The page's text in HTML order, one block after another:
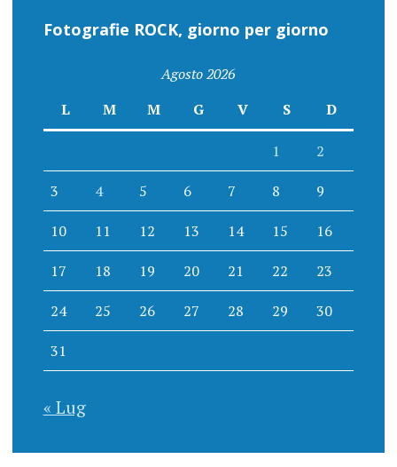
Fotografie ROCK, giorno per giorno
Agosto 2026
L
M M G V S D
1 2
3 4 5 6 7 8 9
10 11 12 13 14 15 16
17 18 19 20 21 22 23
24 25 26 27 28 29 30
31
« Lug